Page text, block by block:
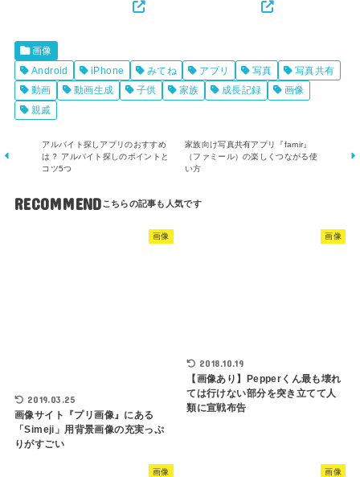
画像
Android
iPhone みてね アプリ 写真
写真共有
動画
動画生成 子供 家族 成長記録
画像
親戚
アルバイト探しアプリのおすすめ
は？ アルバイト探しのポイントと
コツ5つ
家族向け写真共有アプリ『famir』
（ファミール）の楽しくつながる使
い方
RECOMMEND
画像
2019.03.25
画像サイト『プリ画像』にある
「Simeji」用背景画像の充実っぷ
りがすごい
画像
2018.10.19
【画像あり】Pepperくん最も壊れ
ては行けない部分を突き立てて人
類に宣戦布告
画像 画像